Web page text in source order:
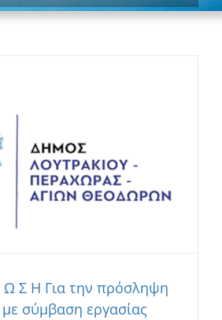
Σ Η Για την πρόσληψη
σύμβαση εργασίας